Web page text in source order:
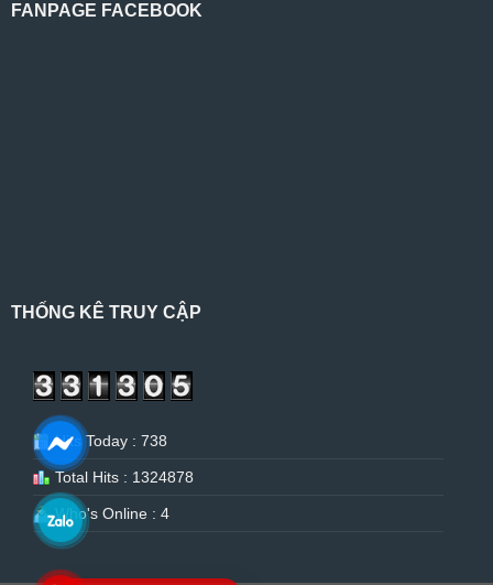
FANPAGE FACEBOOK
THỐNG KÊ TRUY CẬP
Hits Today : 738
Total Hits : 1324878
Who's Online : 4